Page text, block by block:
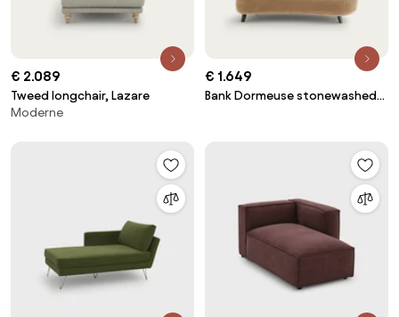
€ 2.089
Tweed longchair, Lazare
Moderne
€ 1.649
Bank Dormeuse stonewashed